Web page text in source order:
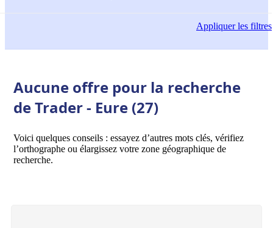
Appliquerles filtres
Aucune offre pour la recherche
de Trader - Eure (27)
Voici quelques conseils : essayez d’autres mots clés, vérifiez
l’orthographe ou élargissez votre zone géographique de
recherche.